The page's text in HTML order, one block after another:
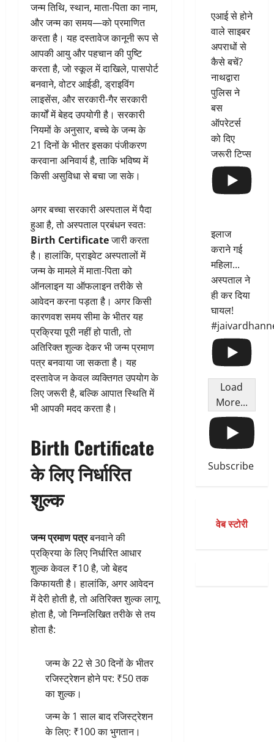
जन्म तिथि, स्थान, माता-पिता का नाम,
और जन्म का समय—को प्रमाणित
करता है। यह दस्तावेज कानूनी रूप से
आपकी आयु और पहचान की पुष्टि
करता है, जो स्कूल में दाखिले, पासपोर्ट
बनवाने, वोटर आईडी, ड्राइविंग
लाइसेंस, और सरकारी-गैर सरकारी
कार्यों में बेहद उपयोगी है। सरकारी
नियमों के अनुसार, बच्चे के जन्म के
21 दिनों के भीतर इसका पंजीकरण
करवाना अनिवार्य है, ताकि भविष्य में
किसी असुविधा से बचा जा सके।
अगर बच्चा सरकारी अस्पताल में पैदा
हुआ है, तो अस्पताल प्रबंधन स्वतः
Birth Certificateजारी करता
है। हालांकि, प्राइवेट अस्पतालों में
जन्म के मामले में माता-पिता को
ऑनलाइन या ऑफलाइन तरीके से
आवेदन करना पड़ता है। अगर किसी
कारणवश समय सीमा के भीतर यह
प्रक्रिया पूरी नहीं हो पाती, तो
अतिरिक्त शुल्क देकर भी जन्म प्रमाण
पत्र बनवाया जा सकता है। यह
दस्तावेज न केवल व्यक्तिगत उपयोग के
लिए जरूरी है, बल्कि आपात स्थिति में
भी आपकी मदद करता है।
Birth Certificate
के लिए निर्धारित
शुल्क
जन्म प्रमाण पत्रबनवाने की
प्रक्रिया के लिए निर्धारित आधार
शुल्क केवल ₹10 है, जो बेहद
किफायती है। हालांकि, अगर आवेदन
में देरी होती है, तो अतिरिक्त शुल्क लागू
होता है, जो निम्नलिखित तरीके से तय
होता है:
जन्म के 22 से 30 दिनों के भीतर
रजिस्ट्रेशन होने पर: ₹50 तक
का शुल्क।
जन्म के 1 साल बाद रजिस्ट्रेशन
के लिए: ₹100 का भुगतान।
एआई से होने
वाले साइबर
अपराधों से
कैसे बचें?
नाथद्वारा
पुलिस ने
बस
ऑपरेटर्स
को दिए
जरूरी टिप्स
इलाज
कराने गई
महिला...
अस्पताल ने
ही कर दिया
घायल!
Load
More...
Subscribe
वेब स्टोरी